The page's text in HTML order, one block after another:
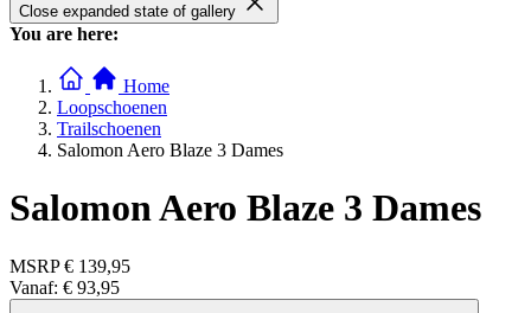
Close expanded state of gallery
You are here:
Home
Loopschoenen
Trailschoenen
Salomon Aero Blaze 3 Dames
Salomon Aero Blaze 3 Dames
MSRP € 139,95
Vanaf: € 93,95